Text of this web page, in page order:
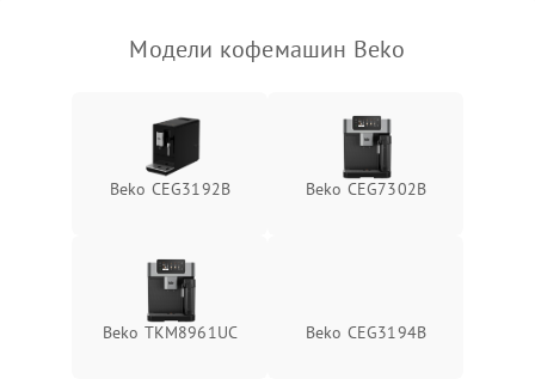
Модели кофемашин Beko
Beko CEG3192B Beko CEG7302B
Beko TKM8961UC Beko CEG3194B